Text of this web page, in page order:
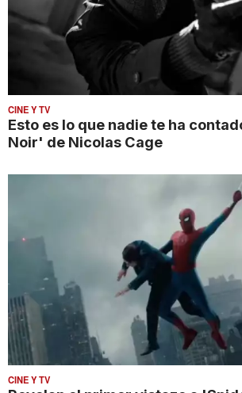
CINE Y TV
Esto es lo que nadie te ha
Noir' de Nicolas Cage
CINE Y TV